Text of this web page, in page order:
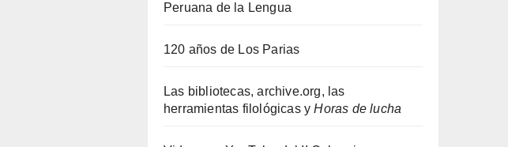
Peruana de la Lengua
120 años de Los Parias
Las bibliotecas, archive.org, las
herramientas filológicas yHoras de lucha